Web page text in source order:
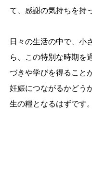
て、感謝の気持ちを持
日々の生活の中で、小
ら、この特別な時期を
づきや学びを得ること
妊娠につながるかどう
生の糧となるはずです。